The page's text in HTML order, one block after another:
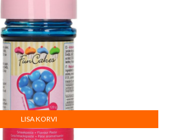
LISA KORVI